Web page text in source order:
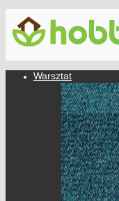
Warsztat